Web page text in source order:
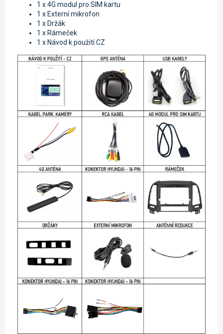
1 x 4G modul pro SIM kartu
1 x Externí mikrofon
1 x Držák
1 x Rámeček
1 x Návod k použití CZ